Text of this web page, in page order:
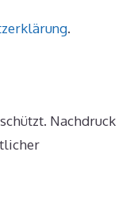
.
Nachdruck